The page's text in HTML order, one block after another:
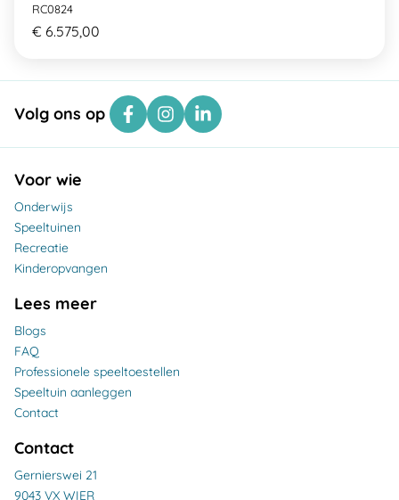
RC0824
€ 6.575,00
Volg ons op
Voor wie
Onderwijs
Speeltuinen
Recreatie
Kinderopvangen
Lees meer
Blogs
FAQ
Professionele speeltoestellen
Speeltuin aanleggen
Contact
Contact
Gernierswei 21
9043 VX WIER